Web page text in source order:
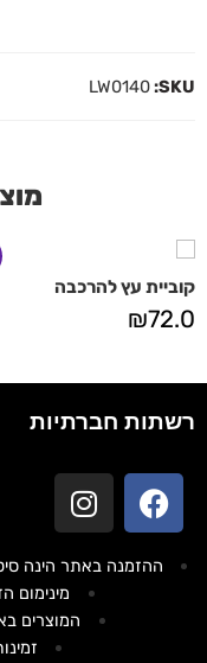
SKU:
LW0140
קוביית עץ להרכבה
₪72.0
רשתות חברתיות
ההזמנה באתר הינה
מינימום
המוצרים